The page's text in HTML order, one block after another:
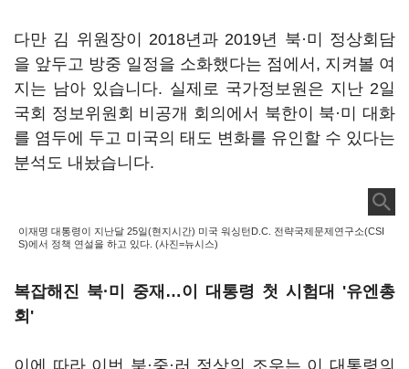
다만 김 위원장이 2018년과 2019년 북·미 정상회담
을 앞두고 방중 일정을 소화했다는 점에서, 지켜볼 여
지는 남아 있습니다. 실제로 국가정보원은 지난 2일
국회 정보위원회 비공개 회의에서 북한이 북·미 대화
를 염두에 두고 미국의 태도 변화를 유인할 수 있다는
분석도 내놨습니다.
이재명 대통령이 지난달 25일(현지시간) 미국 워싱턴D.C. 전략국제문제연구소(CSI
S)에서 정책 연설을 하고 있다. (사진=뉴시스)
복잡해진 북·미 중재…이 대통령 첫 시험대 '유엔총
회'
이에 따라 이번 북·중·러 정상의 조우는 이 대통령의